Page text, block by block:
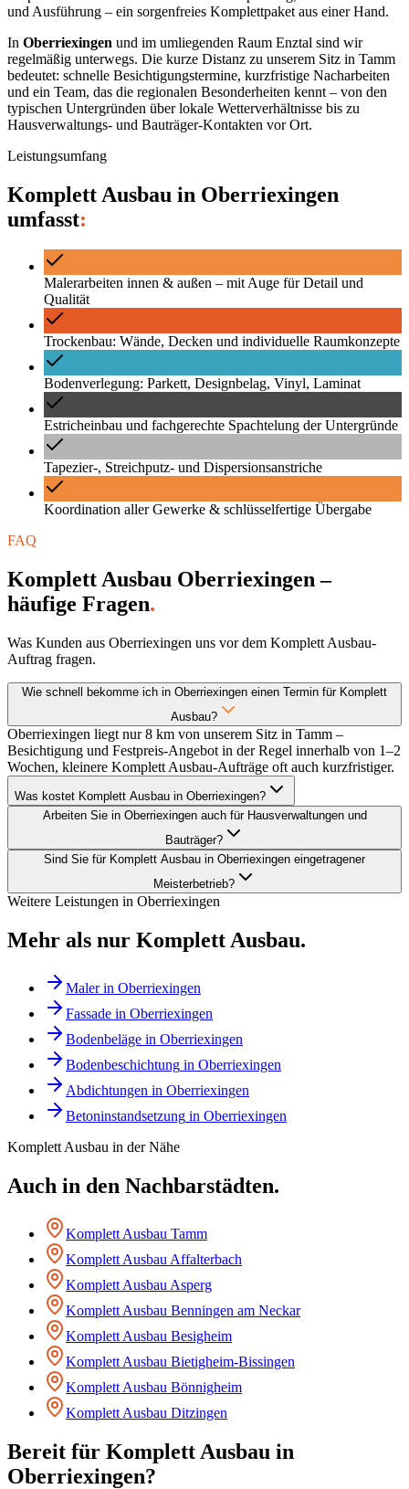
und Ausführung – ein sorgenfreies Komplettpaket aus einer Hand.
In Oberriexingen und im umliegenden Raum Enztal sind wir
regelmäßig unterwegs. Die kurze Distanz zu unserem Sitz in Tamm
bedeutet: schnelle Besichtigungstermine, kurzfristige Nacharbeiten
und ein Team, das die regionalen Besonderheiten kennt – von den
typischen Untergründen über lokale Wetterverhältnisse bis zu
Hausverwaltungs- und Bauträger-Kontakten vor Ort.
Leistungsumfang
Komplett Ausbau in Oberriexingen
umfasst:
Malerarbeiten innen & außen – mit Auge für Detail und
Qualität
Trockenbau: Wände, Decken und individuelle Raumkonzepte
Bodenverlegung: Parkett, Designbelag, Vinyl, Laminat
Estricheinbau und fachgerechte Spachtelung der Untergründe
Tapezier-, Streichputz- und Dispersionsanstriche
Koordination aller Gewerke & schlüsselfertige Übergabe
FAQ
Komplett Ausbau Oberriexingen –
häufige Fragen.
Was Kunden aus Oberriexingen uns vor dem Komplett Ausbau-
Auftrag fragen.
Wie schnell bekomme ich in Oberriexingen einen Termin für Komplett
Ausbau?
Oberriexingen liegt nur 8 km von unserem Sitz in Tamm –
Besichtigung und Festpreis-Angebot in der Regel innerhalb von 1–2
Wochen, kleinere Komplett Ausbau-Aufträge oft auch kurzfristiger.
Was kostet Komplett Ausbau in Oberriexingen?
Arbeiten Sie in Oberriexingen auch für Hausverwaltungen und
Bauträger?
Sind Sie für Komplett Ausbau in Oberriexingen eingetragener
Meisterbetrieb?
Weitere Leistungen in Oberriexingen
Mehr als nur Komplett Ausbau.
Malerin Oberriexingen
Fassade in Oberriexingen
Bodenbeläge in Oberriexingen
Bodenbeschichtung in Oberriexingen
Abdichtungen in Oberriexingen
Betoninstandsetzung in Oberriexingen
Komplett Ausbau in der Nähe
Auch in den Nachbarstädten.
Komplett Ausbau Tamm
Komplett Ausbau Affalterbach
Komplett Ausbau Asperg
Komplett Ausbau Benningen am Neckar
Komplett Ausbau Besigheim
Komplett Ausbau Bietigheim-Bissingen
Komplett Ausbau Bönnigheim
Komplett Ausbau Ditzingen
Bereit für Komplett Ausbau in
Oberriexingen?